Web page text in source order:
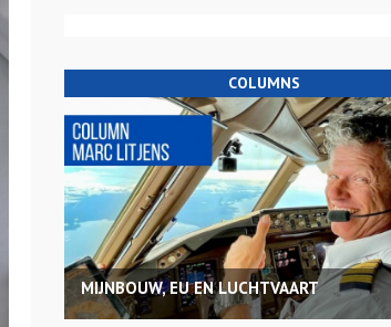
COLUMNS
MIJNBOUW, EU EN LUCHTVAART